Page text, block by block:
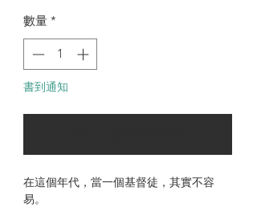
數量 *
書到通知
在這個年代，當一個基督徒，其實不容
易。